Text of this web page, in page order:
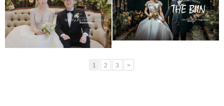
청주 더빈웨딩컨벤션
가드니아 (대표촬영)
더빈 웨딩컨벤션
그랜드볼륨 (대표촬영)
1 2 3 >